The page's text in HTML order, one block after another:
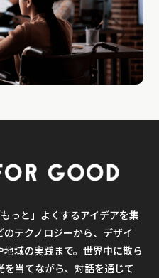
っと」よくするアイデアを集
テクノロジーから、デザイ
域の実践まで。世界中に散ら
を当てながら、対話を通じて